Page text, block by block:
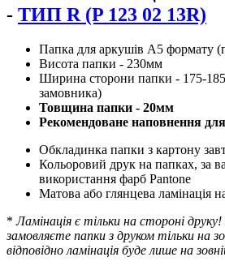
- ТИП R (P 123 02 13R)
Папка для аркушів А5 формату
Висота папки - 230мм
Ширина сторони папки - 175-
замовника)
Товщина папки - 20мм
Рекомендоване наповнення
Обкладинка папки з картону
Кольоровий друк на папках, за
використання фарб Pantone
Матова або глянцева ламінація
*Ламінація є тільки на стороні
замовляєте папки з друком тільки на
відповідно ламінація буде лише на